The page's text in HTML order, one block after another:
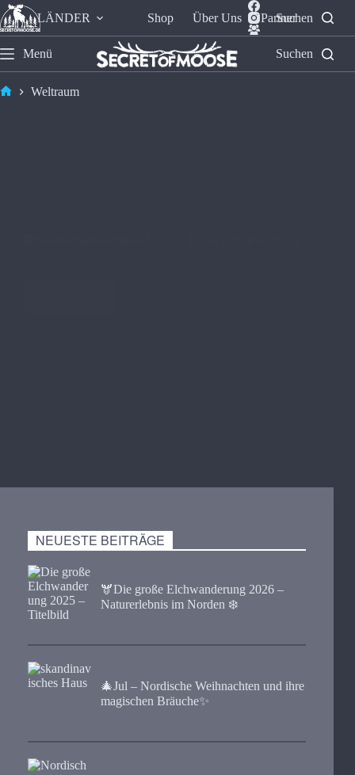
LÄNDER Shop Über Uns Partner
Suchen
Menü Suchen
Weltraum
NEUESTE BEITRÄGE
🫎​Die große Elchwanderung 2026 –
Naturerlebnis im Norden ❄️
🎄Jul – Nordische Weihnachten und ihre
magischen Bräuche✨